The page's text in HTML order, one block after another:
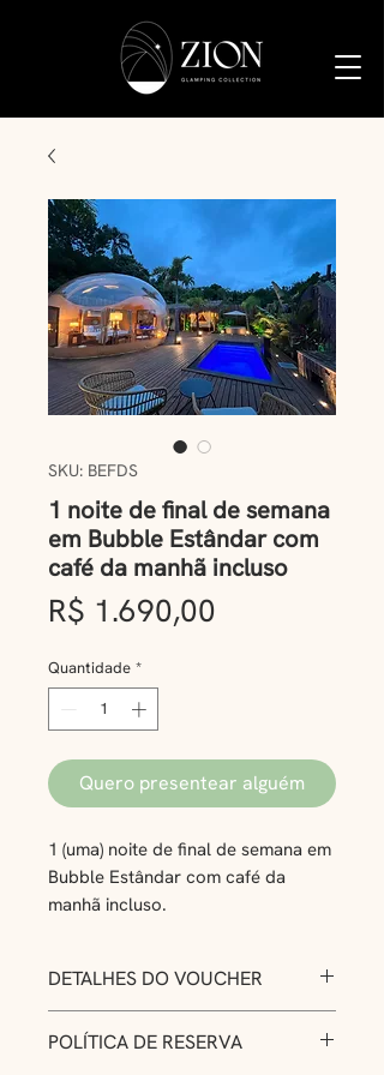
SKU: BEFDS
1 noite de final de semana
em Bubble Estândar com
café da manhã incluso
R$ 1.690,00
Quantidade *
Quero presentear alguém
1 (uma) noite de final de semana em
Bubble Estândar com café da
manhã incluso.
uma noite mágica em uma
acomodação bolha na Zion! Uma
experiência para relaxar, se
DETALHES DO VOUCHER
em Bubble Estândar com café da
POLÍTICA DE RESERVA